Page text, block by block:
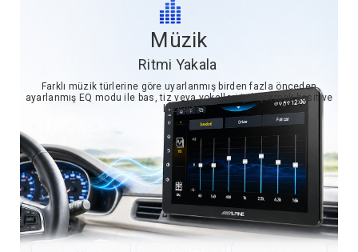
Müzik
Ritmi Yakala
Farklı müzik türlerine göre uyarlanmış birden fazla önceden
ayarlanmış EQ modu ile bas, tiz veya vokalleri iyileştirmek basit ve
hızlıdır